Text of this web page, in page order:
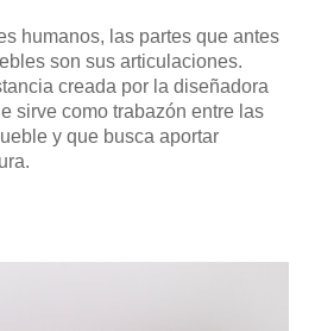
humanos, las partes que antes
son sus articulaciones.
creada por la diseñadora
sirve como trabazón entre las
y que busca aportar